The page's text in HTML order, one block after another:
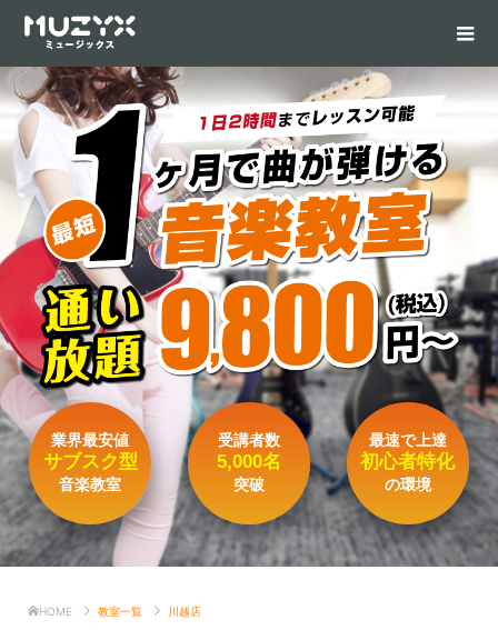
業界最安値
サブスク型
音楽教室
受講者数
5,000名
突破
最速で上達
初心者特化
の環境
HOME 教室一覧 川越店